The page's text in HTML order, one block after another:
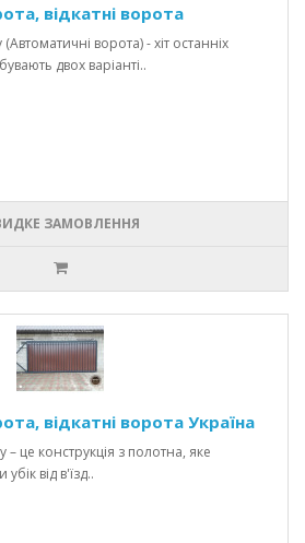
відкатні ворота
ворота) - хіт останніх
двох варіанті..
ЗАМОВЛЕННЯ
відкатні ворота Україна
– це конструкція з полотна, яке
від в'їзд..